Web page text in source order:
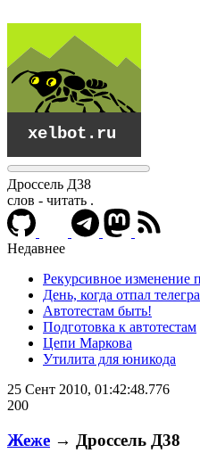
Дроссель Д38
слов - читать .
Недавнее
Рекурсивное изменение
День, когда отпал
Автотестам быть!
Подготовка к автотестам
Цепи Маркова
Утилита для юникода
25 Сент 2010, 01:42:48.776
200
Жеже → Дроссель Д38